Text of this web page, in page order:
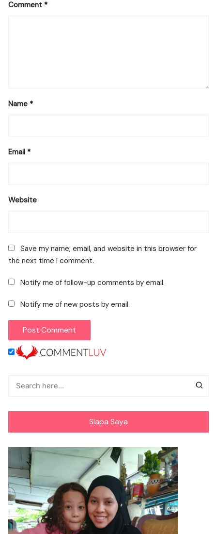
Comment *
Name *
Email *
Website
Save my name, email, and website in this browser for
the next time I comment.
Notify me of follow-up comments by email.
Notify me of new posts by email.
Siapa Saya